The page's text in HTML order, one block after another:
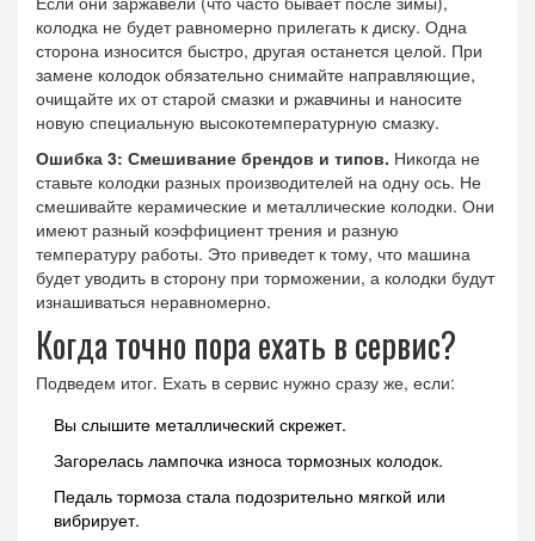
колодка не будет равномерно прилегать к диску. Одна
сторона износится быстро, другая останется целой. При
замене колодок обязательно снимайте направляющие,
очищайте их от старой смазки и ржавчины и наносите
новую специальную высокотемпературную смазку.
Ошибка 3: Смешивание брендов и типов. Никогда не
ставьте колодки разных производителей на одну ось. Не
смешивайте керамические и металлические колодки. Они
имеют разный коэффициент трения и разную
температуру работы. Это приведет к тому, что машина
будет уводить в сторону при торможении, а колодки будут
изнашиваться неравномерно.
Когда точно пора ехать в сервис?
Подведем итог. Ехать в сервис нужно сразу же, если:
Вы слышите металлический скрежет.
Загорелась лампочка износа тормозных колодок.
Педаль тормоза стала подозрительно мягкой или
вибрирует.